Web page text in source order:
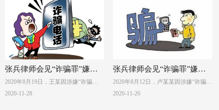
被刑事拘留后，通过电话联系咨询本
市多家法律服务机构，最终选定本所
并于2020年5月22日来到上海市普陀区
环球港写字楼B座29层，委托上海申如
律师事务所刑事辩护团队代理此案。
批准逮捕。尤某某家属于2020年8月28
日来到上海市普陀区环球港写字楼B座
29层，委托上海申如律师事务所刑事
辩护团队代理此案。当日下午，案件
移送黄浦区检察院审查起诉。
张兵律师会见“诈骗罪”嫌疑
人王某
2020年8月19日，王某因涉嫌“诈骗
罪”被上海市公安局浦东分局抓获，并
2020-11-28
张兵律师会见“诈骗罪”嫌疑
人卢某某
2020年8月12日，卢某某因涉嫌“诈骗
罪”被上海市公安局浦东分局抓获，并
2020-11-26